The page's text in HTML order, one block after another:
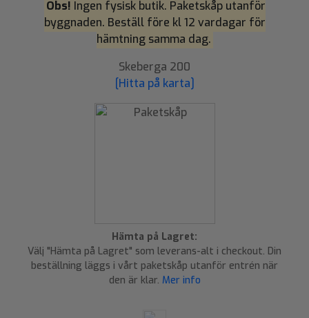
Obs! Ingen fysisk butik. Paketskåp utanför
byggnaden. Beställ före kl 12 vardagar för
hämtning samma dag.
Skeberga 200
[Hitta på karta]
Hämta på Lagret:
Välj "Hämta på Lagret" som leverans-alt i checkout. Din
beställning läggs i vårt paketskåp utanför entrén när
den är klar. Mer info